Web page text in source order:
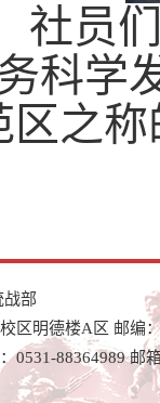
员
科学
区之
战部
区明德楼A区 邮编
0531-88364989 邮